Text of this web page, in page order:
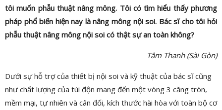
tôi muốn phẫu thuật nâng mông. Tôi có tìm hiểu thấy phương
pháp phổ biến hiện nay là nâng mông nội soi. Bác sĩ cho tôi hỏi
phẫu thuật nâng mông nội soi có thật sự an toàn không?
Tâm Thanh (Sài Gòn)
Dưới sự hỗ trợ của thiết bị nội soi và kỹ thuật của bác sĩ cũng
như chất lượng của túi độn mang đến một vòng 3 căng tròn,
mềm mại, tự nhiên và cân đối, kích thước hài hòa với toàn bộ cơ